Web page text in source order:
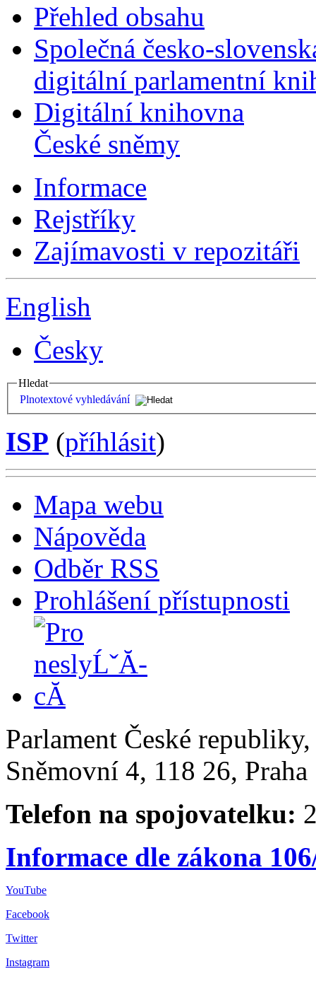
Přehled obsahu
Společná česko-
digitální parlamentní
Digitální knihovna
České sněmy
Informace
Rejstříky
Zajímavosti v repozitáři
English
Česky
Hledat
Plnotextové vyhledávání
ISP (příhlásit)
Mapa webu
Nápověda
Odběr RSS
Prohlášení přístupnosti
Parlament České
Sněmovní 4, 118 26,
Telefon na spojovatelku:
Informace dle zákona
YouTube
Facebook
Twitter
Instagram